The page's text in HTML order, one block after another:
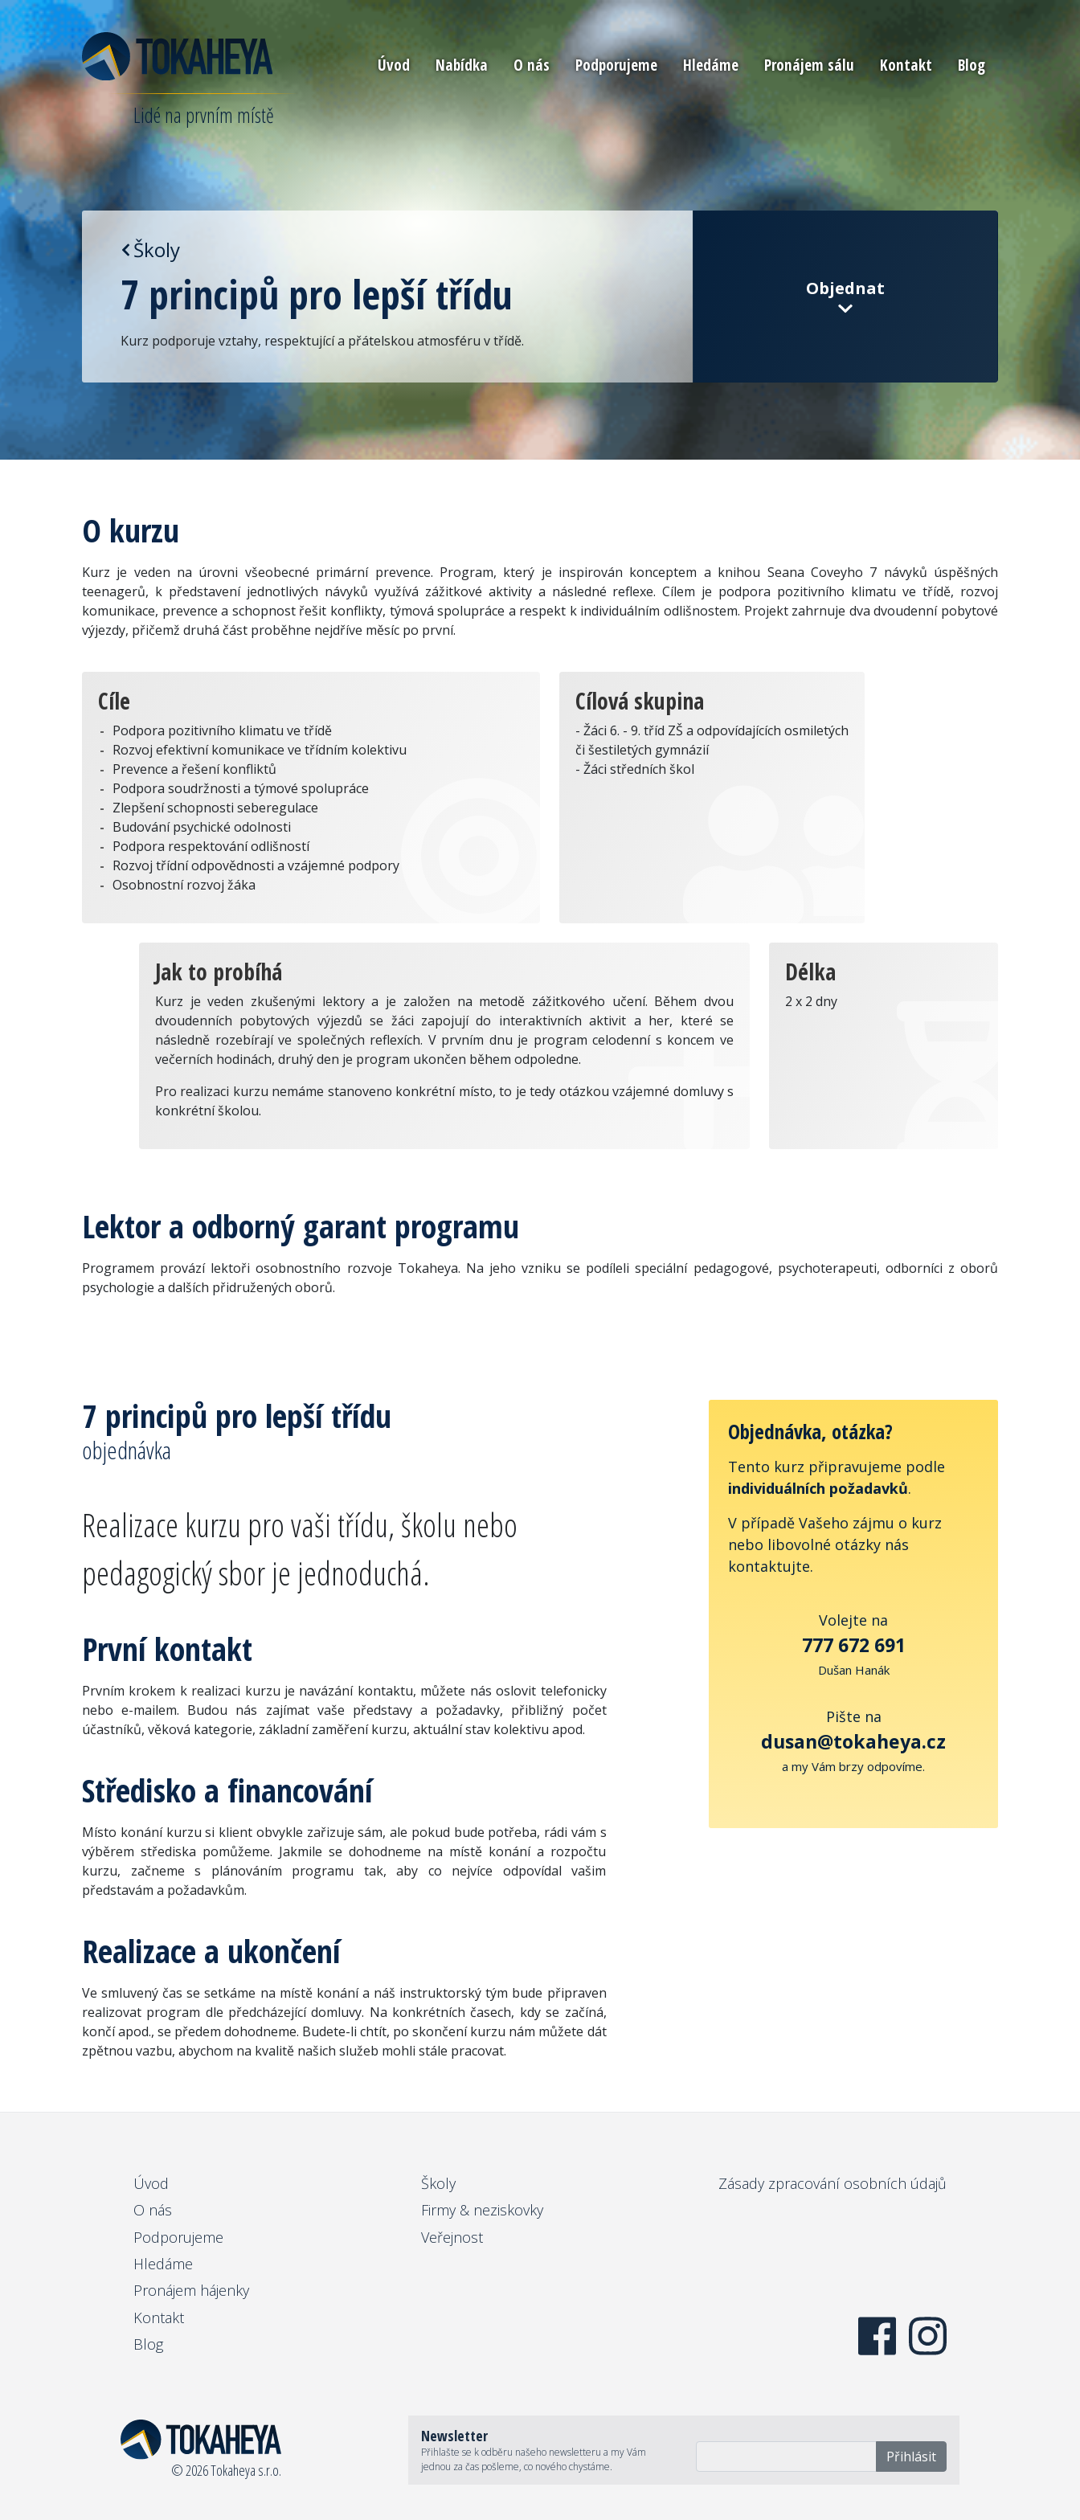
Lidé na prvním místě
Úvod Nabídka O nás Podporujeme Hledáme Pronájem sálu Kontakt Blog
Školy
7 principů pro lepší třídu
Kurz podporuje vztahy, respektující a přátelskou atmosféru v třídě.
Objednat
O kurzu
Kurz je veden na úrovni všeobecné primární prevence. Program, který je inspirován konceptem a knihou Seana Coveyho 7 návyků úspěšných
teenagerů, k představení jednotlivých návyků využívá zážitkové aktivity a následné reflexe. Cílem je podpora pozitivního klimatu ve třídě, rozvoj
komunikace, prevence a schopnost řešit konflikty, týmová spolupráce a respekt k individuálním odlišnostem. Projekt zahrnuje dva dvoudenní pobytové
výjezdy, přičemž druhá část proběhne nejdříve měsíc po první.
Cíle
Podpora pozitivního klimatu ve třídě
Rozvoj efektivní komunikace ve třídním kolektivu
Prevence a řešení konfliktů
Podpora soudržnosti a týmové spolupráce
Zlepšení schopnosti seberegulace
Budování psychické odolnosti
Podpora respektování odlišností
Rozvoj třídní odpovědnosti a vzájemné podpory
Osobnostní rozvoj žáka
Cílová skupina
- Žáci 6. - 9. tříd ZŠ a odpovídajících osmiletých
či šestiletých gymnázií
- Žáci středních škol
Jak to probíhá
Kurz je veden zkušenými lektory a je založen na metodě zážitkového učení. Během dvou
dvoudenních pobytových výjezdů se žáci zapojují do interaktivních aktivit a her, které se
následně rozebírají ve společných reflexích. V prvním dnu je program celodenní s koncem ve
večerních hodinách, druhý den je program ukončen během odpoledne.
Pro realizaci kurzu nemáme stanoveno konkrétní místo, to je tedy otázkou vzájemné domluvy s
konkrétní školou.
Délka
2 x 2 dny
Lektor a odborný garant programu
Programem provází lektoři osobnostního rozvoje Tokaheya. Na jeho vzniku se podíleli speciální pedagogové, psychoterapeuti, odborníci z oborů
psychologie a dalších přidružených oborů.
7 principů pro lepší třídu
objednávka
Realizace kurzu pro vaši třídu, školu nebo
pedagogický sbor je jednoduchá.
První kontakt
Prvním krokem k realizaci kurzu je navázání kontaktu, můžete nás oslovit telefonicky
nebo e-mailem. Budou nás zajímat vaše představy a požadavky, přibližný počet
účastníků, věková kategorie, základní zaměření kurzu, aktuální stav kolektivu apod.
Středisko a financování
Místo konání kurzu si klient obvykle zařizuje sám, ale pokud bude potřeba, rádi vám s
výběrem střediska pomůžeme. Jakmile se dohodneme na místě konání a rozpočtu
kurzu, začneme s plánováním programu tak, aby co nejvíce odpovídal vašim
představám a požadavkům.
Realizace a ukončení
Ve smluvený čas se setkáme na místě konání a náš instruktorský tým bude připraven
realizovat program dle předcházející domluvy. Na konkrétních časech, kdy se začíná,
končí apod., se předem dohodneme. Budete-li chtít, po skončení kurzu nám můžete dát
zpětnou vazbu, abychom na kvalitě našich služeb mohli stále pracovat.
Objednávka, otázka?
Tento kurz připravujeme podle
individuálních požadavků.
V případě Vašeho zájmu o kurz
nebo libovolné otázky nás
kontaktujte.
Volejte na
‭777 672 691‬
Dušan Hanák
Pište na
dusan@tokaheya.cz
a my Vám brzy odpovíme.
Úvod
O nás
Podporujeme
Hledáme
Pronájem hájenky
Kontakt
Blog
Školy
Firmy & neziskovky
Veřejnost
Zásady zpracování osobních údajů
Newsletter
Přihlašte se k odběru našeho newsletteru a my Vám
jednou za čas pošleme, co nového chystáme.
Přihlásit
© 2026 Tokaheya s.r.o.